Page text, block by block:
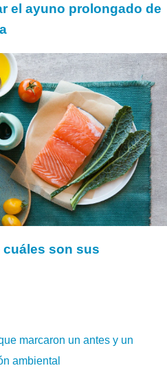
el ayuno prolongado de
cuáles son sus
marcaron un antes y un
ambiental